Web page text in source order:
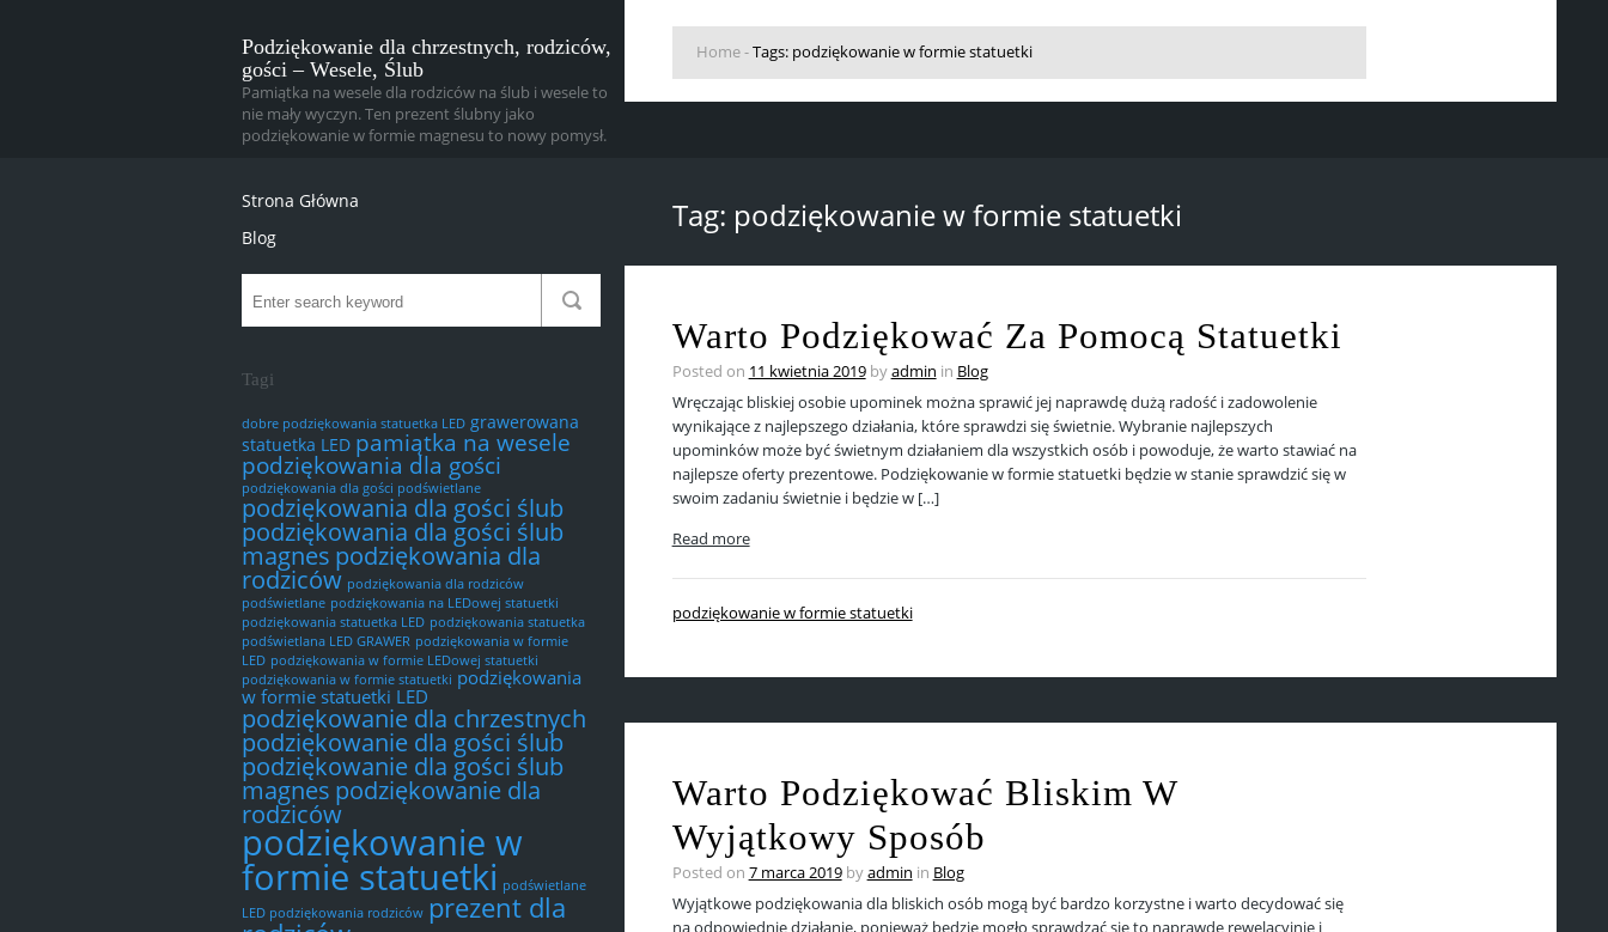
Podziękowanie dla chrzestnych, rodziców,
gości – Wesele, Ślub
Pamiątka na wesele dla rodziców na ślub i wesele to
nie mały wyczyn. Ten prezent ślubny jako
podziękowanie w formie magnesu to nowy pomysł.
Home-Tags: podziękowanie w formie statuetki
Strona Główna
Blog
Tagi
dobre podziękowania statuetka LED grawerowana
statuetka LED pamiątka na wesele
podziękowania dla gości
podziękowania dla gości podświetlane
podziękowania dla gości ślub
podziękowania dla gości ślub
magnes podziękowania dla
rodziców podziękowania dla rodziców
podświetlane podziękowania na LEDowej statuetki
podziękowania statuetka LED podziękowania statuetka
podświetlana LED GRAWER podziękowania w formie
LED podziękowania w formie LEDowej statuetki
podziękowania w formie statuetki podziękowania
w formie statuetki LED
podziękowanie dla chrzestnych
podziękowanie dla gości ślub
podziękowanie dla gości ślub
magnes podziękowanie dla
rodziców
podziękowanie w
formie statuetki podświetlane
LED podziękowania rodziców prezent dla
Tag: podziękowanie w formie statuetki
Warto Podziękować Za Pomocą Statuetki
Posted on 11 kwietnia 2019byadmin in Blog
Wręczając bliskiej osobie upominek można sprawić jej naprawdę dużą radość i zadowolenie
wynikające z najlepszego działania, które sprawdzi się świetnie. Wybranie najlepszych
upominków może być świetnym działaniem dla wszystkich osób i powoduje, że warto stawiać na
najlepsze oferty prezentowe. Podziękowanie w formie statuetki będzie w stanie sprawdzić się w
swoim zadaniu świetnie i będzie w […]
Read more
podziękowanie w formie statuetki
Warto Podziękować Bliskim W
Wyjątkowy Sposób
Posted on 7 marca 2019byadmin in Blog
Wyjątkowe podziękowania dla bliskich osób mogą być bardzo korzystne i warto decydować się
na odpowiednie działanie, ponieważ będzie mogło sprawdzać się to naprawdę rewelacyjnie i